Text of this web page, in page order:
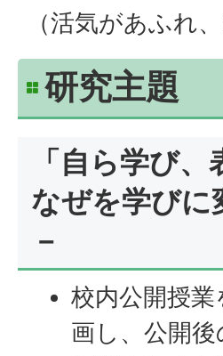
（活気があふれ
研究主題
「自ら学び
なぜを学びに
－
校内公開授
画し、公開